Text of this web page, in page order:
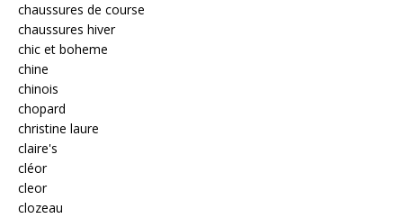
chaussures de course
chaussures hiver
chic et boheme
chine
chinois
chopard
christine laure
claire's
cléor
cleor
clozeau